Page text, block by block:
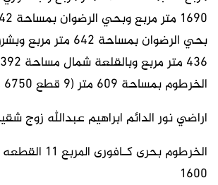
بحي الرضوان بمساحة
الخرطوم بمساحة ٦٠٩ متر (٩ قطع ٦٧٥٠ متر).
اراضي نور الدائم ابراهيم عبدالله زوج
1600